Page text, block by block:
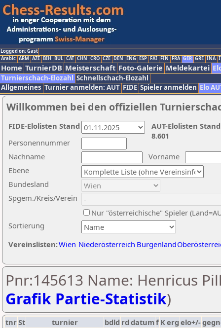
Logged on: Gast
Arabic ARM AZE BIH BUL CAT CHN CRO CZE DEN ENG ESP FAI FIN FRA GER GRE INA
Home TurnierDB Meisterschaft Foto-Galerie Meldekartei
Turnierschach-Elozahl Schnellschach-Elozahl
Allgemeines Turnier anmelden: AUT FIDE Spieler anmelden Elo
Willkommen bei den offiziellen
Nachname
Vorname
Ebene
Sortierung
Personennummer
Bundesland
Spgem./Kreis/Verein
Nur "österreichische" Spieler
Vereinslisten:Wien Niederösterreich Burgenland
AUT-Elolisten
8.601
FIDE-Elolisten Stand
Pnr:145613 Name: Henricus
Grafik Partie-Statistik)
tnrSt turnier bdld rd datumf Kerg elo+/-